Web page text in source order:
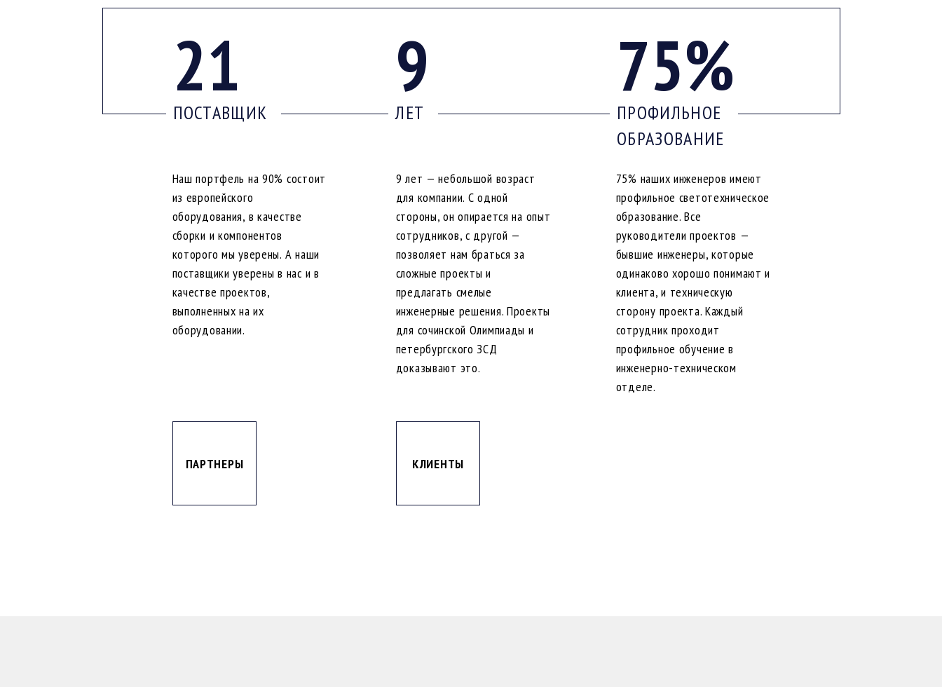
21
ПОСТАВЩИК
9
ЛЕТ
75%
ПРОФИЛЬНОЕ
ОБРАЗОВАНИЕ
Наш портфель на 90% состоит
из европейского
оборудования, в качестве
сборки и компонентов
которого мы уверены. А наши
поставщики уверены в нас и в
качестве проектов,
выполненных на их
оборудовании.
9 лет — небольшой возраст
для компании. С одной
стороны, он опирается на опыт
сотрудников, с другой —
позволяет нам браться за
сложные проекты и
предлагать смелые
инженерные решения. Проекты
для сочинской Олимпиады и
петербургского ЗСД
доказывают это.
75% наших инженеров имеют
профильное светотехническое
образование. Все
руководители проектов —
бывшие инженеры, которые
одинаково хорошо понимают и
клиента, и техническую
сторону проекта. Каждый
сотрудник проходит
профильное обучение в
инженерно-техническом
отделе.
ПАРТНЕРЫ КЛИЕНТЫ